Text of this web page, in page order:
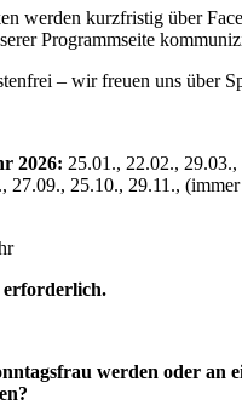
werden kurzfristig über
Programmseite
– wir freuen uns über
2026: 25.01., 22.02.,
27.09., 25.10., 29.11.,
erforderlich.
werden oder an